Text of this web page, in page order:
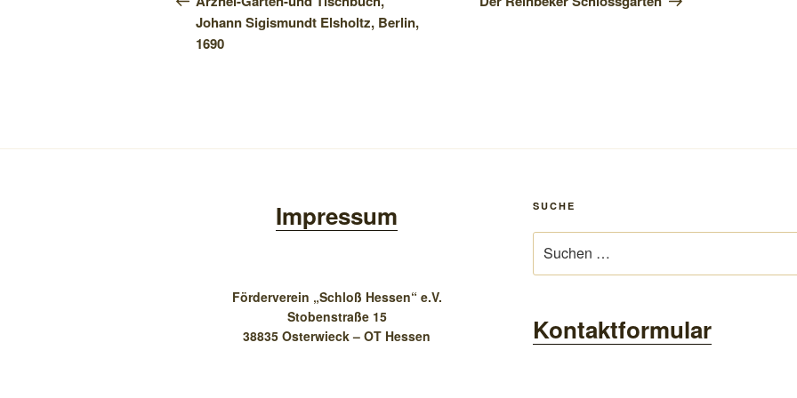
Johann Sigismundt Elsholtz, Berlin,
1690
Impressum
Förderverein „Schloß Hessen“ e.V.
Stobenstraße 15
38835 Osterwieck – OT Hessen
SUCHE
nach:
Kontaktformular